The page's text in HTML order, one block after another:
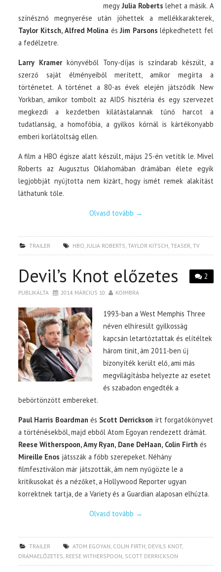
megy Julia Roberts lehet a másik. A
színésznő megnyerése után jöhettek a mellékkarakterek,
Taylor Kitsch, Alfred Molina ésJim Parsons lépkedhetett fel
a fedélzetre.
Larry Kramerkönyvéből Tony-díjas is színdarab készült, a
szerző saját élményeiből merített, amikor megírta a
történetet. A történet a 80-as évek elején játszódik New
Yorkban, amikor tombolt az AIDS hisztéria és egy szervezet
megkezdi a kezdetben kilátástalannak tűnő harcot a
tudatlanság, a homofóbia, a gyilkos kórnál is kártékonyabb
emberi korlátoltság ellen.
A film a HBO égisze alatt készült, május 25-én vetítik le. Mivel
Roberts az Augusztus Oklahomában drámában élete egyik
legjobbját nyújtotta nem kizárt, hogy ismét remek alakítást
láthatunk tőle.
Olvasd tovább →
TRAILER HBO JULIA ROBERTS ,TAYLOR KITSCH ,TEASER ,TV
2
Devil’s Knot előzetes
PUBLIKÁLTA 2014. MÁRCIUS 10. KOIMBRA
1993-ban a West Memphis Three
néven elhíresült gyilkosság
kapcsán letartóztattak és elítéltek
három tinit, ám 2011-ben új
bizonyíték került elő, ami más
megvilágításba helyezte az esetet
és szabadon engedték a
bebörtönzött embereket.
Paul Harris Boardman és Scott Derrickson írt forgatókönyvet
a történésekből, majd ebből Atom Egoyan rendezett drámát.
Reese Witherspoon, Amy Ryan, Dane DeHaan, Colin Firth és
Mireille Enos játsszák a főbb szerepeket. Néhány
filmfesztiválon már játszották, ám nem nyűgözte le a
kritikusokat és a nézőket, a Hollywood Reporter ugyan
korrektnek tartja, de a Variety és a Guardian alaposan elhúzta.
Olvasd tovább →
TRAILER ATOM EGOYAN COLIN FIRTH DEVILS KNOT,
DRÁMAELŐZETES REESE WITHERSPOON SCOTT DERRICKSON